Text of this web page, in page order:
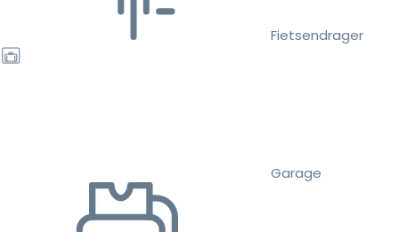
Fietsendrager
Garage